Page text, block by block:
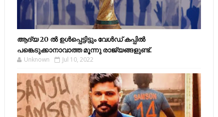
ആദ്യ 20 ല്‍ ഉള്‍പ്പെട്ടിട്ടും വേള്‍ഡ് കപ്പില്‍
പങ്കെടുക്കാനാവാത്ത മൂന്നു രാജ്യങ്ങളുണ്ട്.
Unknown Jul 10, 2022